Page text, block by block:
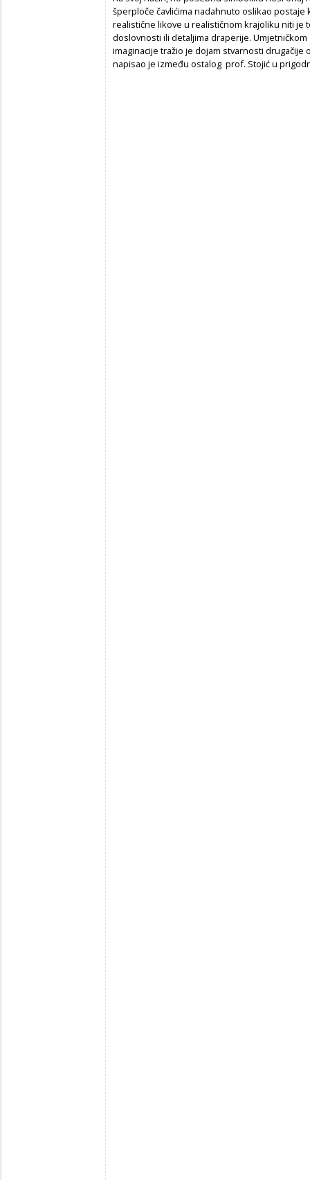
šperploče čavlićima nadahnuto oslikao
realistične likove u realističnom krajoliku niti je
doslovnosti ili detaljima draperije.
imaginacije tražio je dojam stvarnosti
napisao je između ostalog prof. Stojić u